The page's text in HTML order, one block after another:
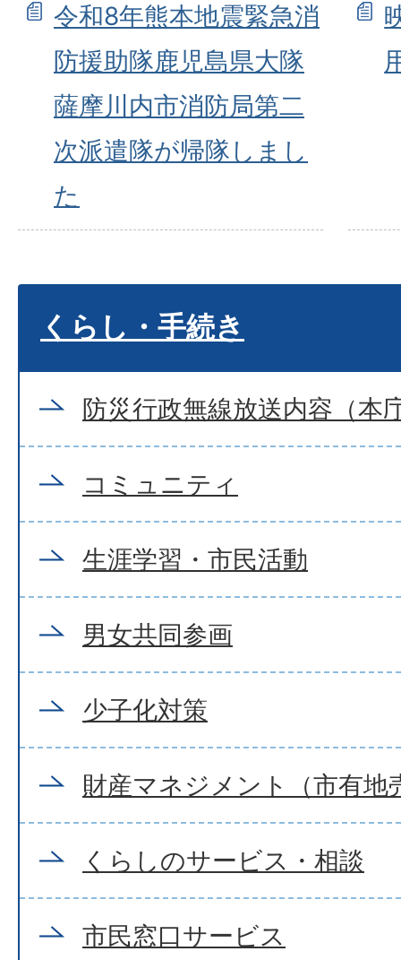
令和8年熊本地震緊急消
防援助隊鹿児島県大隊
薩摩川内市消防局第二
次派遣隊が帰隊しまし
た
くらし・手続き
防災行政無線放送内容（本
コミュニティ
生涯学習・市民活動
男女共同参画
少子化対策
財産マネジメント（市有地
くらしのサービス・相談
市民窓口サービス